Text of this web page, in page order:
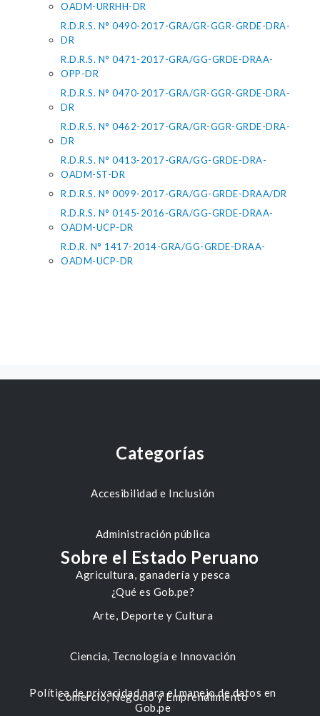
OADM-URRHH-DR
R.D.R.S. N° 0490-2017-GRA/GR-GGR-GRDE-DRA-
DR
R.D.R.S. N° 0471-2017-GRA/GG-GRDE-DRAA-
OPP-DR
R.D.R.S. N° 0470-2017-GRA/GR-GGR-GRDE-DRA-
DR
R.D.R.S. N° 0462-2017-GRA/GR-GGR-GRDE-DRA-
DR
R.D.R.S. N° 0413-2017-GRA/GG-GRDE-DRA-
OADM-ST-DR
R.D.R.S. N° 0099-2017-GRA/GG-GRDE-DRAA/DR
R.D.R.S. N° 0145-2016-GRA/GG-GRDE-DRAA-
OADM-UCP-DR
R.D.R. N° 1417-2014-GRA/GG-GRDE-DRAA-
OADM-UCP-DR
Categorías
Accesibilidad e Inclusión
Administración pública
Agricultura, ganadería y pesca
Arte, Deporte y Cultura
Ciencia, Tecnología e Innovación
Comercio, Negocio y Emprendimiento
Sobre el Estado Peruano
¿Qué es Gob.pe?
Política de privacidad para el manejo de datos en
Gob.pe